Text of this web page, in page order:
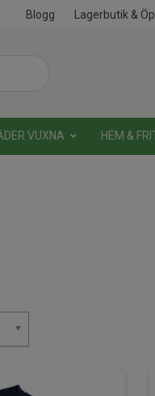
Blogg Lagerbutik &
VUXNA HEM &